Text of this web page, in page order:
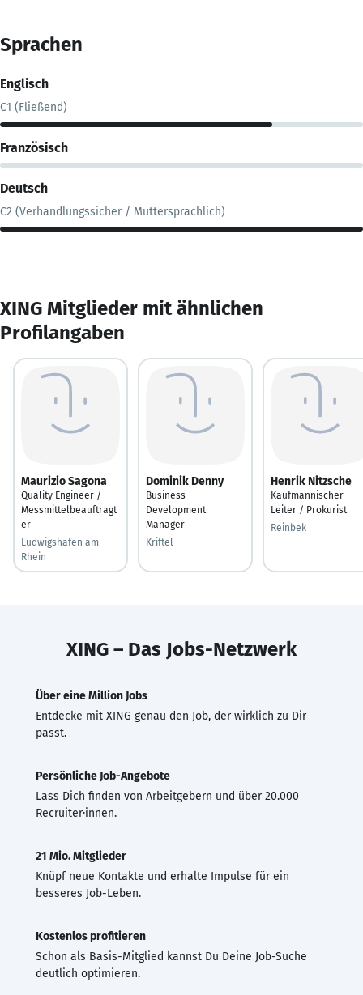
Sprachen
Englisch
C1 (Fließend)
Französisch
Deutsch
C2 (Verhandlungssicher / Muttersprachlich)
XING Mitglieder mit ähnlichen
Profilangaben
Maurizio Sagona
Quality Engineer /
Messmittelbeauftragt
er
Ludwigshafen am
Rhein
Dominik Denny
Business
Development
Manager
Kriftel
Henrik Nitzsche
Kaufmännischer
Leiter / Prokurist
Reinbek
XING – Das Jobs-Netzwerk
Über eine Million Jobs
Entdecke mit XING genau den Job, der wirklich zu Dir
passt.
Persönliche Job-Angebote
Lass Dich finden von Arbeitgebern und über 20.000
Recruiter·innen.
21 Mio. Mitglieder
Knüpf neue Kontakte und erhalte Impulse für ein
besseres Job-Leben.
Kostenlos profitieren
Schon als Basis-Mitglied kannst Du Deine Job-Suche
deutlich optimieren.